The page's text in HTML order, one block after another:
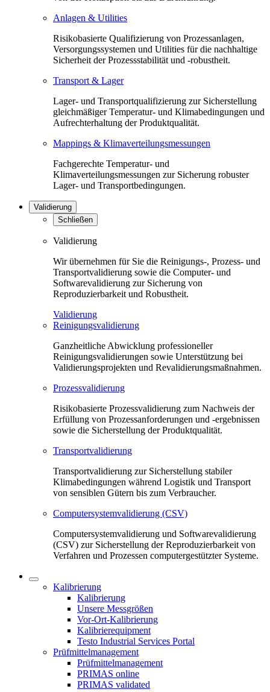
Anlagen & Utilities
Risikobasierte Qualifizierung von Prozessanlagen,
Versorgungssystemen und Utilities für die nachhaltige
Sicherheit der Prozessstabilität und -robustheit.
Transport & Lager
Lager- und Transportqualifizierung zur Sicherstellung
gleichmäßiger Temperatur- und Klimabedingungen und
Aufrechterhaltung der Produktqualität.
Mappings & Klimaverteilungsmessungen
Fachgerechte Temperatur- und
Klimaverteilungsmessungen zur Sicherung robuster
Lager- und Transportbedingungen.
Validierung
Schließen
Validierung
Wir übernehmen für Sie die Reinigungs-, Prozess- und
Transportvalidierung sowie die Computer- und
Softwarevalidierung zur Sicherung von
Reproduzierbarkeit und Robustheit.
Validierung
Reinigungsvalidierung
Ganzheitliche Abwicklung professioneller
Reinigungsvalidierungen sowie Unterstützung bei
Validierungsprojekten und Revalidierungsmaßnahmen.
Prozessvalidierung
Risikobasierte Prozessvalidierung zum Nachweis der
Erfüllung von Prozessanforderungen und -ergebnissen
sowie die Sicherstellung der Produktqualität.
Transportvalidierung
Transportvalidierung zur Sicherstellung stabiler
Klimabedingungen während Logistik und Transport
von sensiblen Gütern bis zum Verbraucher.
Computersystemvalidierung (CSV)
Computersystemvalidierung und Softwarevalidierung
(CSV) zur Sicherstellung der Reproduzierbarkeit von
Verfahren und Prozessen computergestützter Systeme.
Kalibrierung
Kalibrierung
Unsere Messgrößen
Vor-Ort-Kalibrierung
Kalibrierequipment
Testo Industrial Services Portal
Prüfmittelmanagement
Prüfmittelmanagement
PRIMAS online
PRIMAS validated